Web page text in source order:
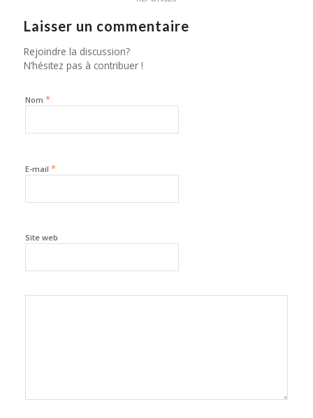
Laisser un commentaire
Rejoindre la discussion?
N’hésitez pas à contribuer !
Nom *
E-mail *
Site web